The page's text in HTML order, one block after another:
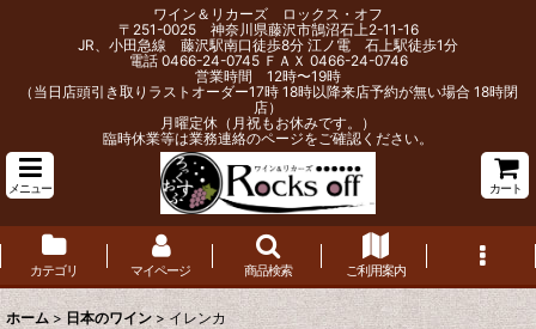
ワイン＆リカーズ ロックス・オフ
〒251-0025 神奈川県藤沢市鵠沼石上2-11-16
JR、小田急線 藤沢駅南口徒歩8分 江ノ電 石上駅徒歩1分
電話 0466-24-0745 ＦＡＸ 0466-24-0746
営業時間 12時〜19時
（当日店頭引き取りラストオーダー17時 18時以降来店予約が無い場合 18時閉
店）
月曜定休（月祝もお休みです。）
臨時休業等は業務連絡のページをご確認ください。
メニュー カート
カテゴリ マイページ 商品検索 ご利用案内
ホーム > 日本のワイン > イレンカ